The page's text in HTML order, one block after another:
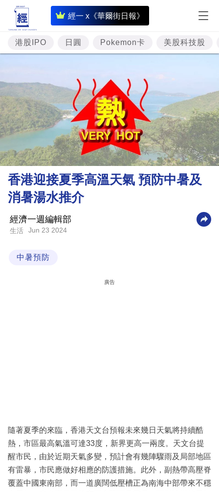
經一 x《華爾街日報》
即
時
財
經
投
資
樓
市
理
財
商
業
科
區
港股IPO 日圓 Pokemon卡 美股科技股
香港迎接夏季高溫天氣 預防中暑及
消暑湯水推介
經濟一週編輯部
生活 Jun 23 2024
中暑預防
廣告
隨著夏季的來臨，香港天文台預報未來幾日天氣將持續酷
熱，市區最高氣溫可達33度，新界更高一兩度。天文台提
醒市民，由於近期天氣多變，預計會有幾陣驟雨及局部地區
有雷暴，市民應做好相應的防護措施。此外，副熱帶高壓脊
覆蓋中國東南部，而一道廣闊低壓槽正為南海中部帶來不穩